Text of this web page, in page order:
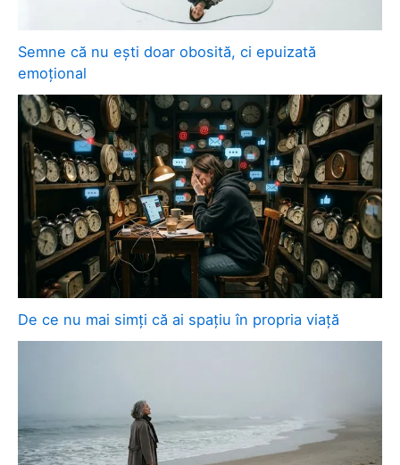
Semne că nu ești doar obosită, ci epuizată
emoțional
De ce nu mai simți că ai spațiu în propria viață